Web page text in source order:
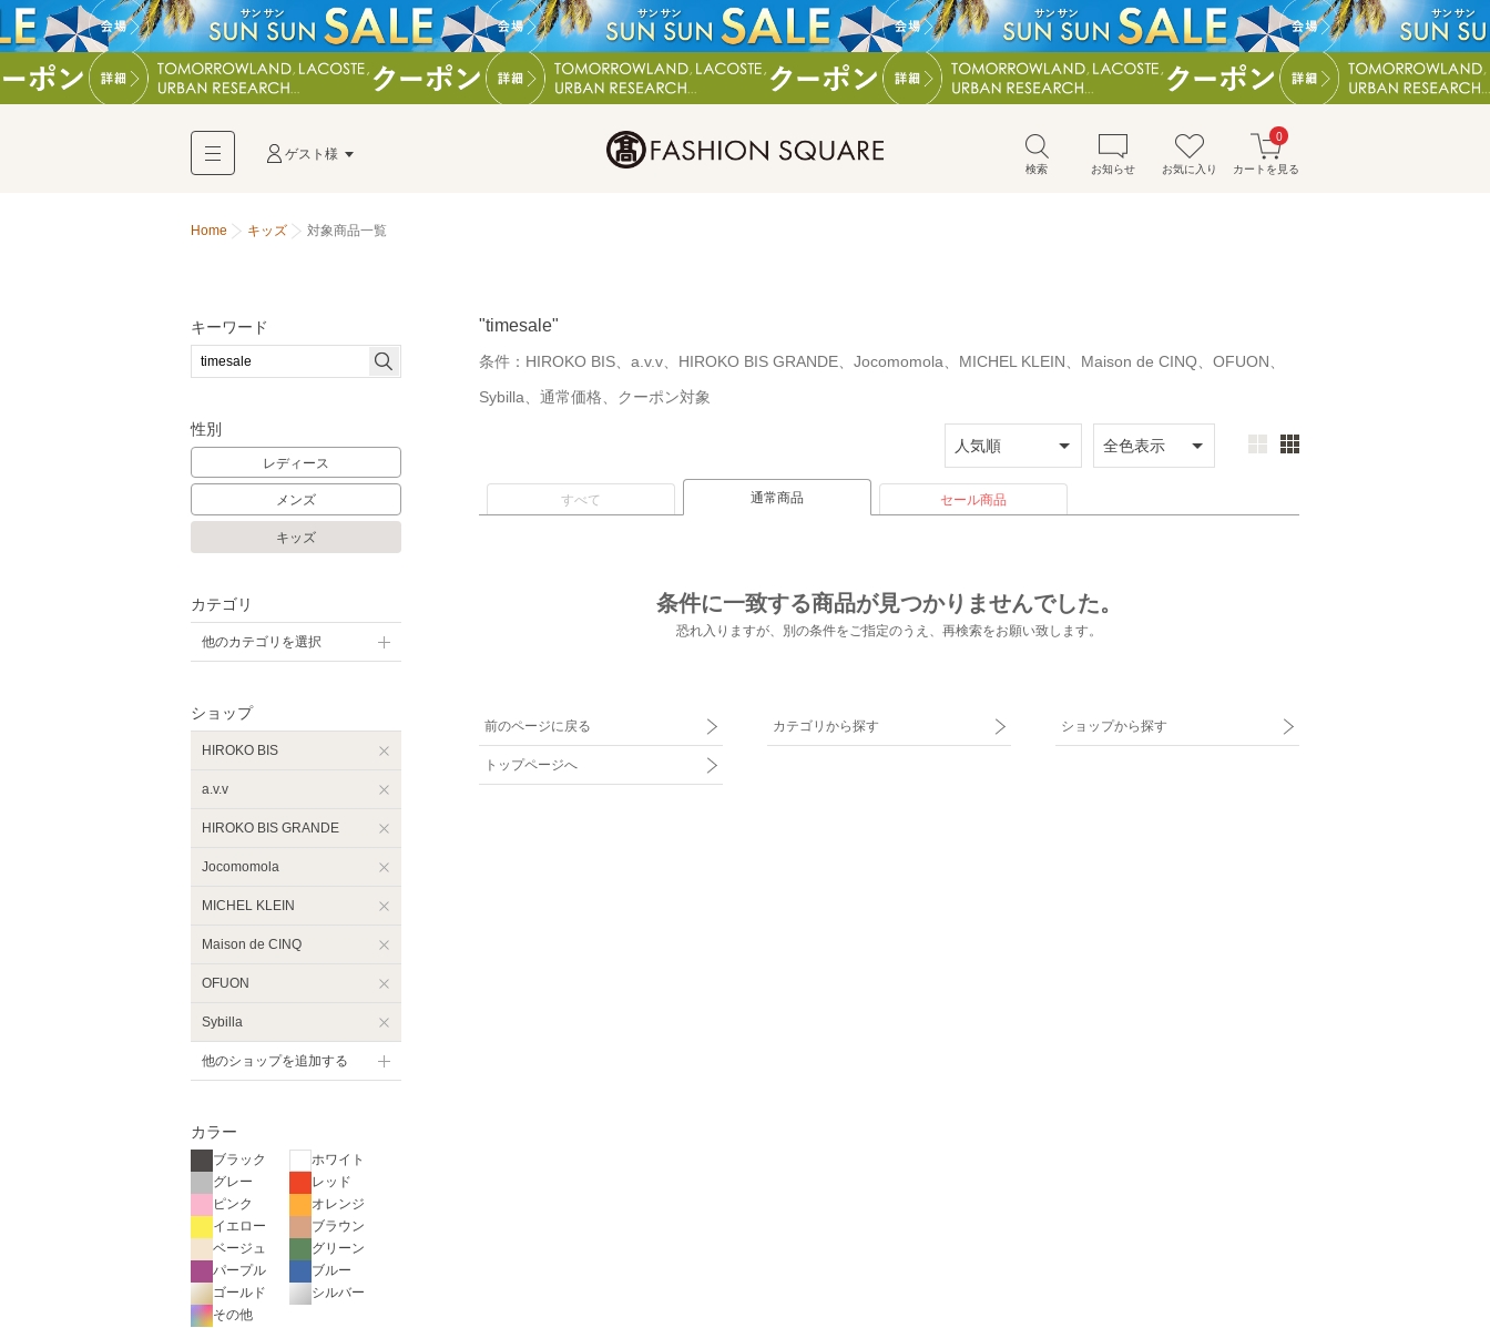
ゲスト様
検索 お知らせ お気に入り カートを見る
0
Home キッズ 対象商品一覧
"timesale"
条件： HIROKO BIS、a.v.v、HIROKO BIS GRANDE、Jocomomola、MICHEL KLEIN、Maison de CINQ、OFUON、
Sybilla、通常価格、クーポン対象
すべて 通常商品 セール商品
条件に一致する商品が見つかりませんでした。
恐れ入りますが、別の条件をご指定のうえ、 再検索をお願い致します。
前のページに戻る カテゴリから探す ショップから探す
トップページへ
キーワード
性別
レディース
メンズ
キッズ
カテゴリ
他のカテゴリを選択
ショップ
HIROKO BIS
a.v.v
HIROKO BIS GRANDE
Jocomomola
MICHEL KLEIN
Maison de CINQ
OFUON
Sybilla
他のショップを追加する
カラー
ブラック
ホワイト
グレー
レッド
ピンク
オレンジ
イエロー
ブラウン
ベージュ
グリーン
パープル
ブルー
ゴールド
シルバー
その他